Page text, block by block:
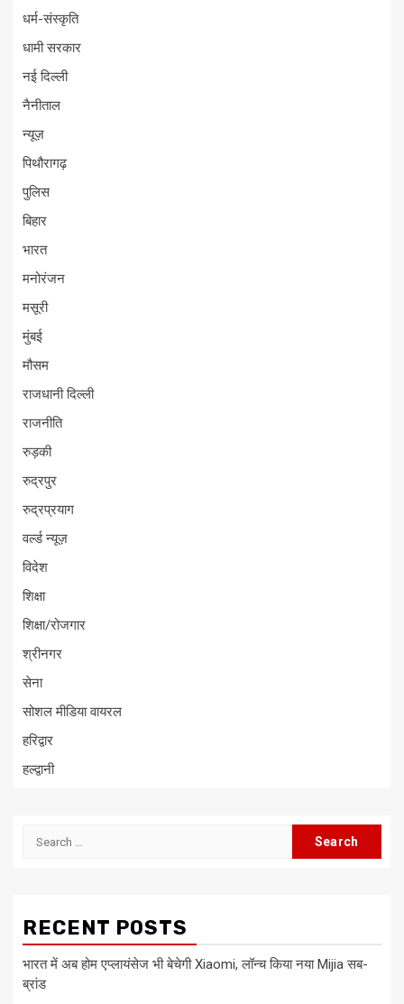
धर्म-संस्कृति
धामी सरकार
नई दिल्ली
नैनीताल
न्यूज़
पिथौरागढ़
पुलिस
बिहार
भारत
मनोरंजन
मसूरी
मुंबई
मौसम
राजधानी दिल्ली
राजनीति
रुड़की
रुद्रपुर
रुद्रप्रयाग
वर्ल्ड न्यूज़
विदेश
शिक्षा
शिक्षा/रोजगार
श्रीनगर
सेना
सोशल मीडिया वायरल
हरिद्वार
हल्द्वानी
Search
RECENT POSTS
भारत में अब होम एप्लायंसेज भी बेचेगी Xiaomi, लॉन्च किया नया Mijia सब-
ब्रांड